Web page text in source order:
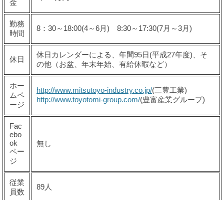
金
勤務
時間
8：30～18:00(4～6月) 8:30～17:30(7月～3月)
休日
休日カレンダーによる、年間95日(平成27年度)、そ
の他（お盆、年末年始、有給休暇など）
ホー
ムペ
ージ
http://www.mitsutoyo-industry.co.jp/(三豊工業)
http://www.toyotomi-group.com/(豊富産業グループ)
Fac
ebo
ok
ペー
ジ
無し
従業
員数
89人